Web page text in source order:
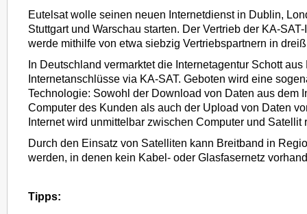
Eutelsat wolle seinen neuen Internetdienst in Dublin,
Stuttgart und Warschau starten. Der Vertrieb der KA-
werde mithilfe von etwa siebzig Vertriebspartnern in
In Deutschland vermarktet die Internetagentur Schott aus
Internetanschlüsse via KA-SAT. Geboten wird eine
Technologie: Sowohl der Download von Daten aus dem
Computer des Kunden als auch der Upload von Daten
Internet wird unmittelbar zwischen Computer und Satellit
Durch den Einsatz von Satelliten kann Breitband in
werden, in denen kein Kabel- oder Glasfasernetz
Tipps: